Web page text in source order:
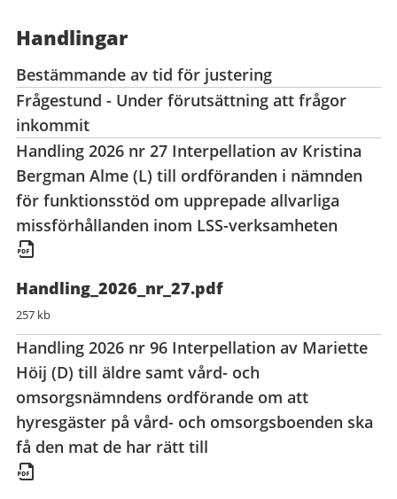
Handlingar
Bestämmande av tid för justering
Frågestund - Under förutsättning att frågor
inkommit
Handling 2026 nr 27 Interpellation av Kristina
Bergman Alme (L) till ordföranden i nämnden
för funktionsstöd om upprepade allvarliga
missförhållanden inom LSS-verksamheten
Handling_2026_nr_27.pdf
257 kb
Handling 2026 nr 96 Interpellation av Mariette
Höij (D) till äldre samt vård- och
omsorgsnämndens ordförande om att
hyresgäster på vård- och omsorgsboenden ska
få den mat de har rätt till